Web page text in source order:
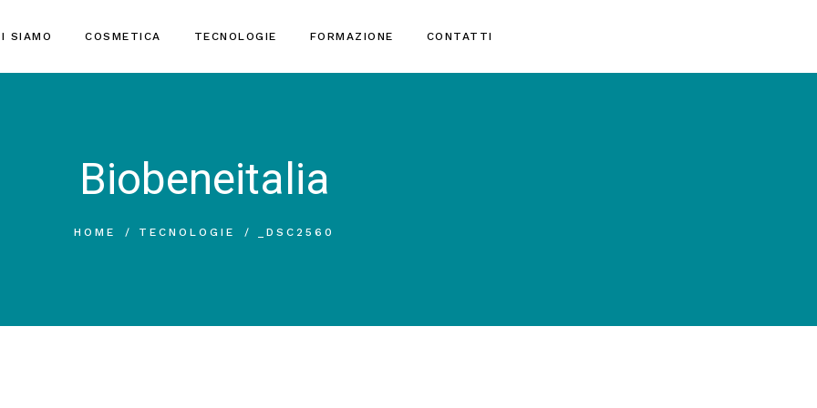
SIAMO COSMETICA TECNOLOGIE FORMAZIONE CONTATTI
Biobeneitalia
HOME TECNOLOGIE _DSC2560